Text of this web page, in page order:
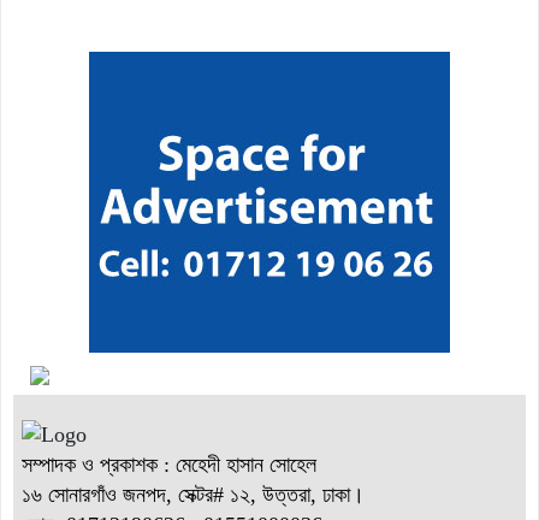
সম্পাদক ও প্রকাশক : মেহেদী হাসান সোহেল
১৬ সোনারগাঁও জনপদ, সেক্টর# ১২, উত্তরা, ঢাকা।